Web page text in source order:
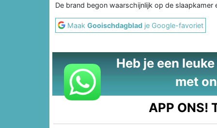
De brand begon waarschijnlijk op de slaapkamer
Maak Gooischdagblad je Google-favoriet
Heb je een
met
APP ONS!